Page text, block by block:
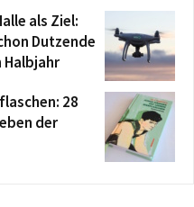
als Ziel:
Dutzende
Halbjahr
28
der